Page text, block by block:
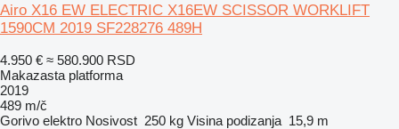
Airo X16 EW ELECTRIC X16EW SCISSOR WORKLIFT
1590CM 2019 SF228276 489H
4.950 € ≈ 580.900 RSD
Makazasta platforma
2019
489 m/č
Gorivo elektro Nosivost 250 kg Visina podizanja 15,9 m